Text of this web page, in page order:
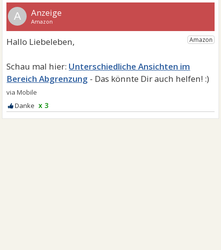
A
Unterschiedliche Ansichten im
Bereich Abgrenzung
x 3